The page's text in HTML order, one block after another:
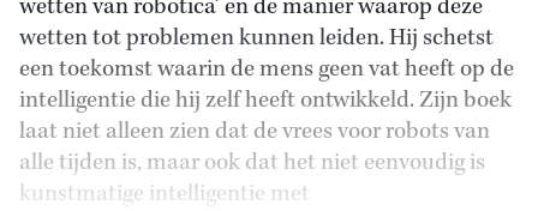
wetten van robotica’ en de manier waarop deze
wetten tot problemen kunnen leiden. Hij schetst
een toekomst waarin de mens geen vat heeft op de
intelligentie die hij zelf heeft ontwikkeld. Zijn boek
laat niet alleen zien dat de vrees voor robots van
alle tijden is, maar ook dat het niet eenvoudig is
kunstmatige intelligentie met